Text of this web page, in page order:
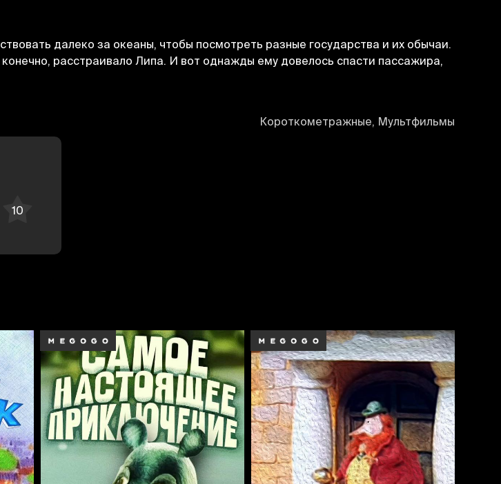
далеко за океаны, чтобы посмотреть разные государства и их обычаи.
расстраивало Липа. И вот однажды ему довелось спасти пассажира,
Короткометражные, Мультфильмы